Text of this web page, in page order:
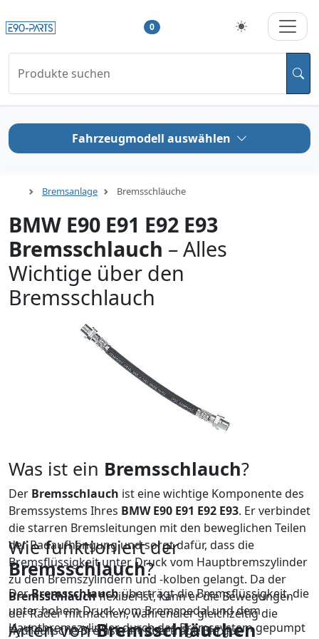
0
Produkte suchen
Fahrzeugmodell auswählen
Bremsanlage Bremsschläuche
BMW E90 E91 E92 E93
Bremsschlauch – Alles
Wichtige über den
Bremsschlauch
Was ist ein Bremsschlauch?
Der Bremsschlauch ist eine wichtige Komponente des
Bremssystems Ihres BMW E90 E91 E92 E93. Er verbindet
die starren Bremsleitungen mit den beweglichen Teilen
der Radaufhängung und sorgt dafür, dass die
Bremsflüssigkeit unter Druck vom Hauptbremszylinder
zu den Bremszylindern und -kolben gelangt. Da der
Bremsschlauchflexibel ist, kann er die Bewegungen
der Räder mitmachen, während er gleichzeitig die
hydraulische Bremskraft überträgt. Ein gut
Wie funktioniert der
Bremsschlauch?
DerBremsschlauchüberträgt die Bremsflüssigkeit, die
unter hohem Druck vom Bremspedal und dem
Hauptbremszylinder durch das Bremssystem gepumpt
Arten vonBremsschläuchen